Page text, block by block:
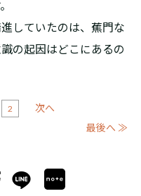
していたのは、蕉門な
の起因はどこにあるの
2
次へ
最後へ ≫